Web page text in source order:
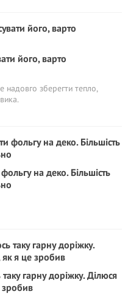
його, варто
зберегти тепло,
на деко. Більшість
гарну доріжку. Ділюся
зробив